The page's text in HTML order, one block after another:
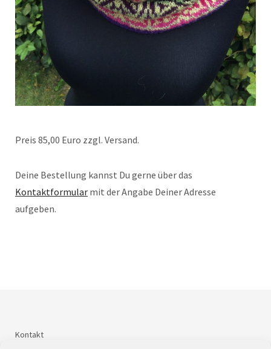
Preis 85,00 Euro zzgl. Versand.
Deine Bestellung kannst Du gerne über das
Kontaktformular mit der Angabe Deiner Adresse
aufgeben.
Kontakt